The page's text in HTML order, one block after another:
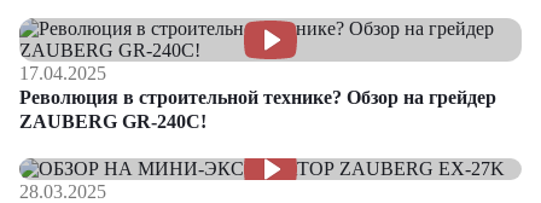
17.04.2025
Революция в строительной технике? Обзор на грейдер
ZAUBERG GR-240C!
28.03.2025